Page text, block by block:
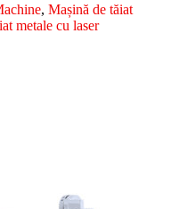
,Mașină de tăiat
metale cu laser